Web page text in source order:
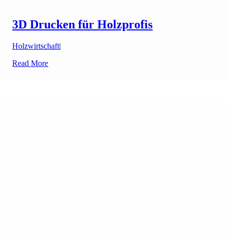
3D Drucken für Holzprofis
Holzwirtschaft|
Read More